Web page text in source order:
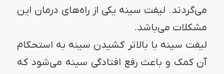
می‌گردند. لیفت سینه یکی از راه‌های درمان این
مشکلات می‌باشد.
لیفت سینه با بالاتر کشیدن سینه به استحکام
آن کمک و باعث رفع افتادگی سینه می‌شود که